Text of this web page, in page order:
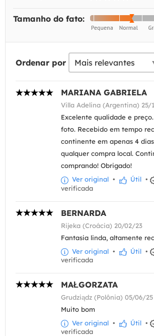
Tamanho do fato:
Ordenar por
MARIANA GABRIELA
Villa Adelina (Argentina) 25/
Excelente qualidade e
foto. Recebido em tempo
continente em apenas 4
qualquer compra local.
comprando! Obrigado!
Ver original • Útil •
verificada
BERNARDA
Rijeka (Croácia) 20/02/23
Fantasia linda, altamente
Ver original • Útil •
verificada
MAŁGORZATA
Grudziądz (Polônia) 05/06/25
Muito bom
Ver original • Útil •
verificada